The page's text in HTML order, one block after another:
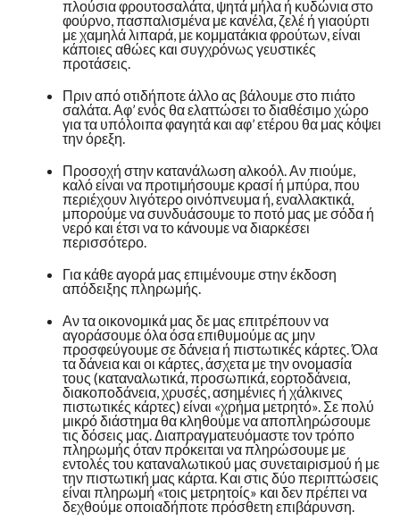
πλούσια φρουτοσαλάτα, ψητά μήλα ή κυδώνια στο
φούρνο, πασπαλισμένα με κανέλα, ζελέ ή γιαούρτι
με χαμηλά λιπαρά, με κομματάκια φρούτων, είναι
κάποιες αθώες και συγχρόνως γευστικές
προτάσεις.
Πριν από οτιδήποτε άλλο ας βάλουμε στο πιάτο
σαλάτα. Αφ’ ενός θα ελαττώσει το διαθέσιμο χώρο
για τα υπόλοιπα φαγητά και αφ’ ετέρου θα μας κόψει
την όρεξη.
Προσοχή στην κατανάλωση αλκοόλ. Αν πιούμε,
καλό είναι να προτιμήσουμε κρασί ή μπύρα, που
περιέχουν λιγότερο οινόπνευμα ή, εναλλακτικά,
μπορούμε να συνδυάσουμε το ποτό μας με σόδα ή
νερό και έτσι να το κάνουμε να διαρκέσει
περισσότερο.
Για κάθε αγορά μας επιμένουμε στην έκδοση
απόδειξης πληρωμής.
Αν τα οικονομικά μας δε μας επιτρέπουν να
αγοράσουμε όλα όσα επιθυμούμε ας μην
προσφεύγουμε σε δάνεια ή πιστωτικές κάρτες. Όλα
τα δάνεια και οι κάρτες, άσχετα με την ονομασία
τους (καταναλωτικά, προσωπικά, εορτοδάνεια,
διακοποδάνεια, χρυσές, ασημένιες ή χάλκινες
πιστωτικές κάρτες) είναι «χρήμα μετρητό». Σε πολύ
μικρό διάστημα θα κληθούμε να αποπληρώσουμε
τις δόσεις μας. Διαπραγματευόμαστε τον τρόπο
πληρωμής όταν πρόκειται να πληρώσουμε με
εντολές του καταναλωτικού μας συνεταιρισμού ή με
την πιστωτική μας κάρτα. Και στις δύο περιπτώσεις
είναι πληρωμή «τοις μετρητοίς» και δεν πρέπει να
δεχθούμε οποιαδήποτε πρόσθετη επιβάρυνση.